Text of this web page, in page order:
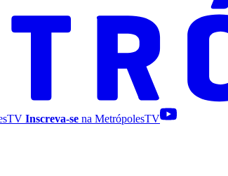
Inscreva-se na MetrópolesTV